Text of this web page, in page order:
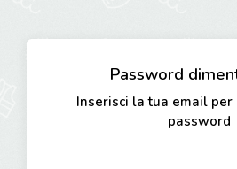
Password
Inserisci la tua email
password